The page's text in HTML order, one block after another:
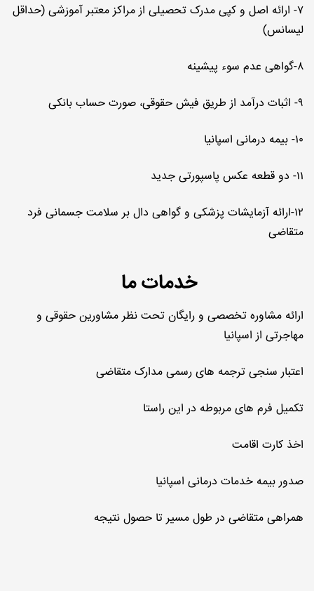
۷- ارائه اصل و کپی مدرک تحصیلی از مراکز معتبر آموزشی (حداقل
لیسانس)
۸-گواهی عدم سوء پیشینه
۹- اثبات درآمد از طریق فیش حقوقی، صورت حساب بانکی
۱۰- بیمه درمانی اسپانیا
۱۱- دو قطعه عکس پاسپورتی جدید
۱۲-ارائه آزمایشات پزشکی و گواهی دال بر سلامت جسمانی فرد
متقاضی
خدمات ما
ارائه مشاوره تخصصی و رایگان تحت نظر مشاورین حقوقی و
مهاجرتی از اسپانیا
اعتبار سنجی ترجمه های رسمی مدارک متقاضی
تکمیل فرم های مربوطه در این راستا
اخذ کارت اقامت
صدور بیمه خدمات درمانی اسپانیا
همراهی متقاضی در طول مسیر تا حصول نتیجه